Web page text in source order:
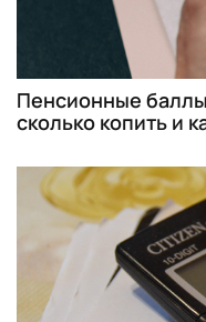
Пенсионные
сколько копить и